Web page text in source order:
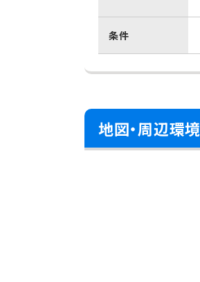
条件
地図・周辺環境